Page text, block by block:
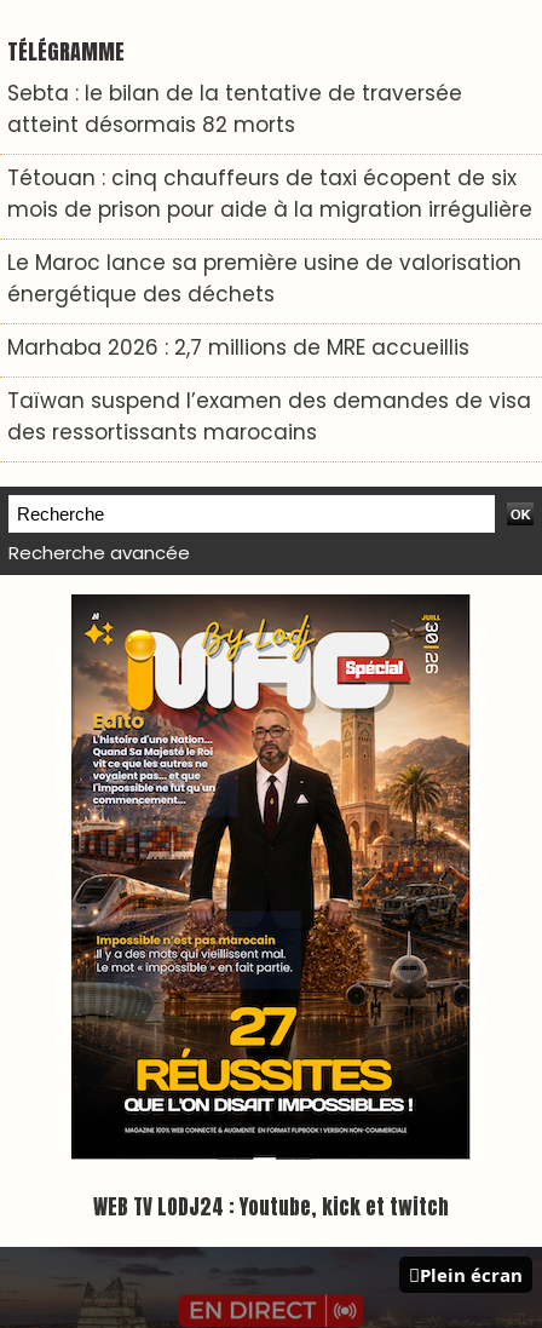
TÉLÉGRAMME
Sebta : le bilan de la tentative de traversée
atteint désormais 82 morts
Tétouan : cinq chauffeurs de taxi écopent de six
mois de prison pour aide à la migration irrégulière
Le Maroc lance sa première usine de valorisation
énergétique des déchets
Marhaba 2026 : 2,7 millions de MRE accueillis
Taïwan suspend l’examen des demandes de visa
des ressortissants marocains
Recherche avancée
WEB TV LODJ24 : Youtube, kick et twitch
Plein écran
Inscription à la newsletter
Plus d'informations sur cette page :
PRESS +